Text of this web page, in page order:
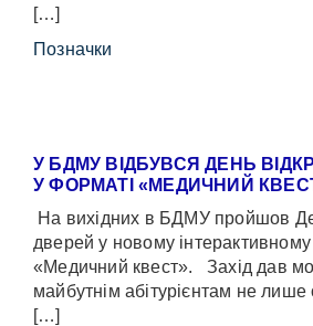
[…]
Позначки
У БДМУ ВІДБУВСЯ ДЕНЬ
У ФОРМАТІ «МЕДИЧНИЙ
На вихідних в БДМУ пройшов
дверей у новому
«Медичний квест». Захід дав
майбутнім абітурієнтам не
[…]